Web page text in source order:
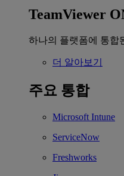
TeamViewer
하나의 플랫폼에 통합
더 알아보기
주요 통합
Microsoft Intune
ServiceNow
Freshworks